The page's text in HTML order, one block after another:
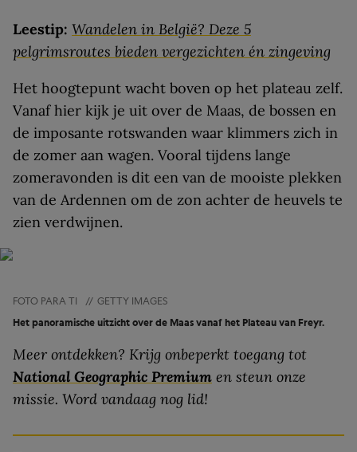
Leestip: Wandelen in België? Deze 5
pelgrimsroutes bieden vergezichten én zingeving
Het hoogtepunt wacht boven op het plateau zelf.
Vanaf hier kijk je uit over de Maas, de bossen en
de imposante rotswanden waar klimmers zich in
de zomer aan wagen. Vooral tijdens lange
zomeravonden is dit een van de mooiste plekken
van de Ardennen om de zon achter de heuvels te
zien verdwijnen.
FOTO PARA TI // GETTY IMAGES
Het panoramische uitzicht over de Maas vanaf het Plateau van Freyr.
Meer ontdekken? Krijg onbeperkt toegang tot
National Geographic Premium en steun onze
missie. Word vandaag nog lid!